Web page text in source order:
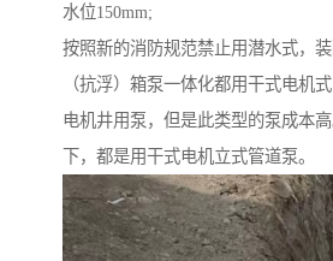
水位150mm;
按照新的消防规范禁止用潜水式，
（抗浮）箱泵一体化都用干式电机
电机井用泵，但是此类型的泵成本
下，都是用干式电机立式管道泵。